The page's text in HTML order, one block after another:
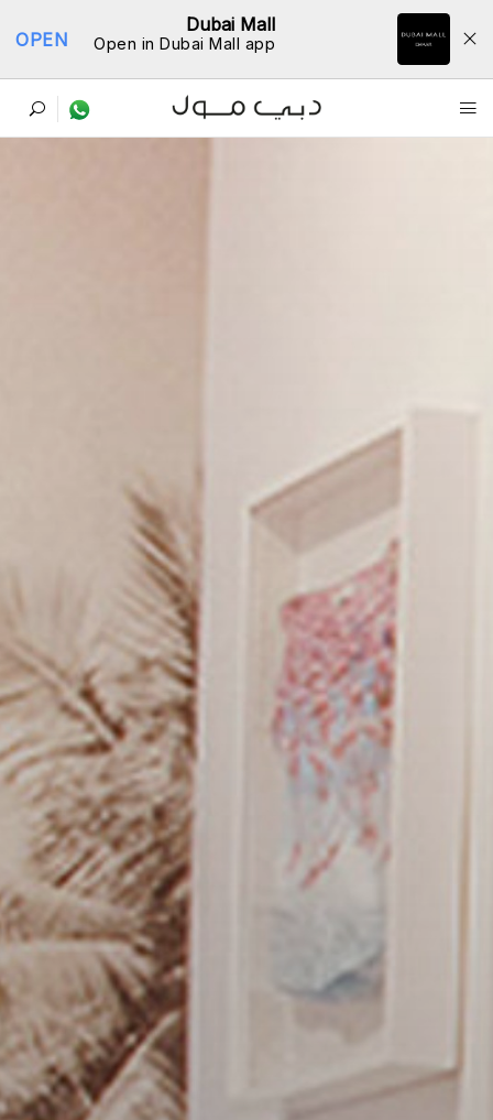
Dubai Mall
Open in Dubai Mall app
OPEN